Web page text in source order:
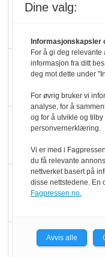
Dine valg:
Informasjonskapsler
For å gi deg
informasjon fra ditt
deg mot dette under
For øvrig bruker vi
analyse, for å
og for å utvikle og
personvernerklæring.
Vi er med i
du få relevante
nettverket basert på
disse nettstedene. En
Fagpressen.no.
Avvis alle